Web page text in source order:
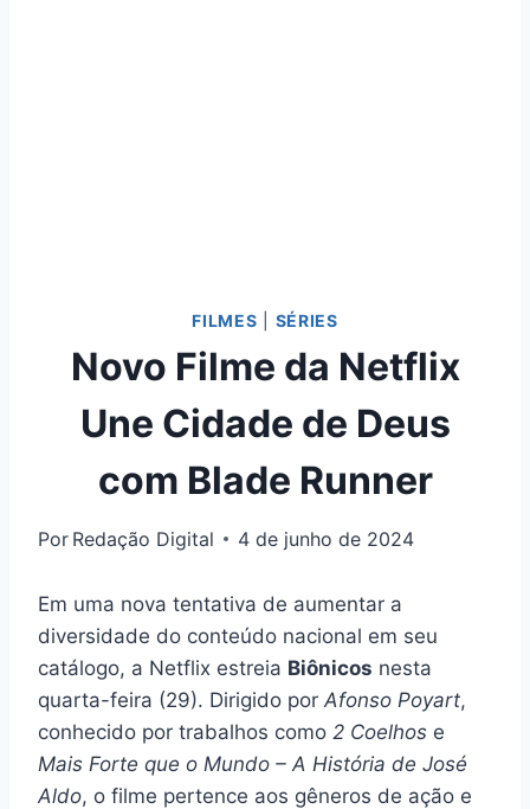
FILMES SÉRIES
Novo Filme da Netflix
Une Cidade de Deus
com Blade Runner
Por Redação Digital 4 de junho de 2024
Em uma nova tentativa de aumentar a
diversidade do conteúdo nacional em seu
catálogo, a Netflix estreia Biônicos nesta
quarta-feira (29). Dirigido por Afonso Poyart,
conhecido por trabalhos como 2 Coelhos e
Mais Forte que o Mundo – A História de José
Aldo, o filme pertence aos gêneros de ação e